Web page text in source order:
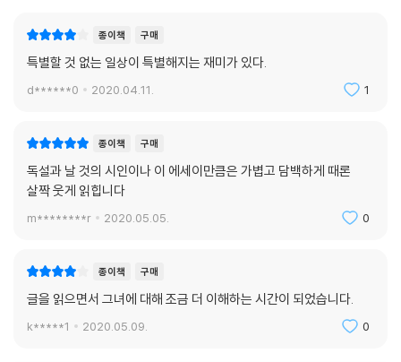
종이책 구매
특별할 것 없는 일상이 특별해지는 재미가 있다.
d******0 2020.04.11. 1
종이책 구매
독설과 날 것의 시인이나 이 에세이만큼은 가볍고 담백하게 때론
살짝 웃게 읽힙니다
m********r 2020.05.05. 0
종이책 구매
글을 읽으면서 그녀에 대해 조금 더 이해하는 시간이 되었습니다.
k*****1 2020.05.09. 0